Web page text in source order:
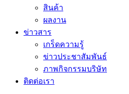
สินค้า
ผลงาน
ข่าวสาร
เกร็ดความรู้
ข่าวประชาสัมพันธ์
ภาพกิจกรรมบริษัท
ติดต่อเรา